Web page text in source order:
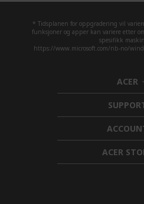
* Tidsplanen for oppgradering vil
funksjoner og apper kan variere etter
spesifikk
https://www.microsoft.com/nb-no/
ACER
i
d
d
e
n
ACER